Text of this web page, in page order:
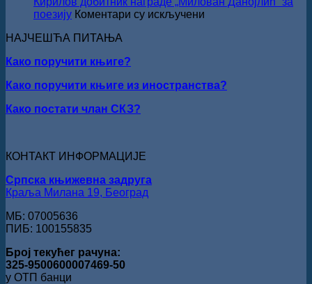
поезију Коментари су искључени
Кирилов
НАЈЧЕШЋА ПИТАЊА
Како поручити књиге?
Како поручити књиге из иностранства?
Како постати члан СКЗ?
КОНТАКТ ИНФОРМАЦИЈЕ
Српска књижевна задруга
Краља Милана 19, Београд
МБ: 07005636
ПИБ: 100155835
Број текућег рачуна:
325-9500600007469-50
у ОТП банци